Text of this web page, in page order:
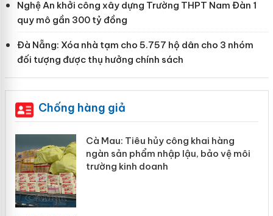
Nghệ An khởi công xây dựng Trường THPT Nam Đàn 1
quy mô gần 300 tỷ đồng
Đà Nẵng: Xóa nhà tạm cho 5.757 hộ dân cho 3 nhóm
đối tượng được thụ hưởng chính sách
Chống hàng giả
Cà Mau: Tiêu hủy công khai hàng
ngàn sản phẩm nhập lậu, bảo vệ môi
trường kinh doanh